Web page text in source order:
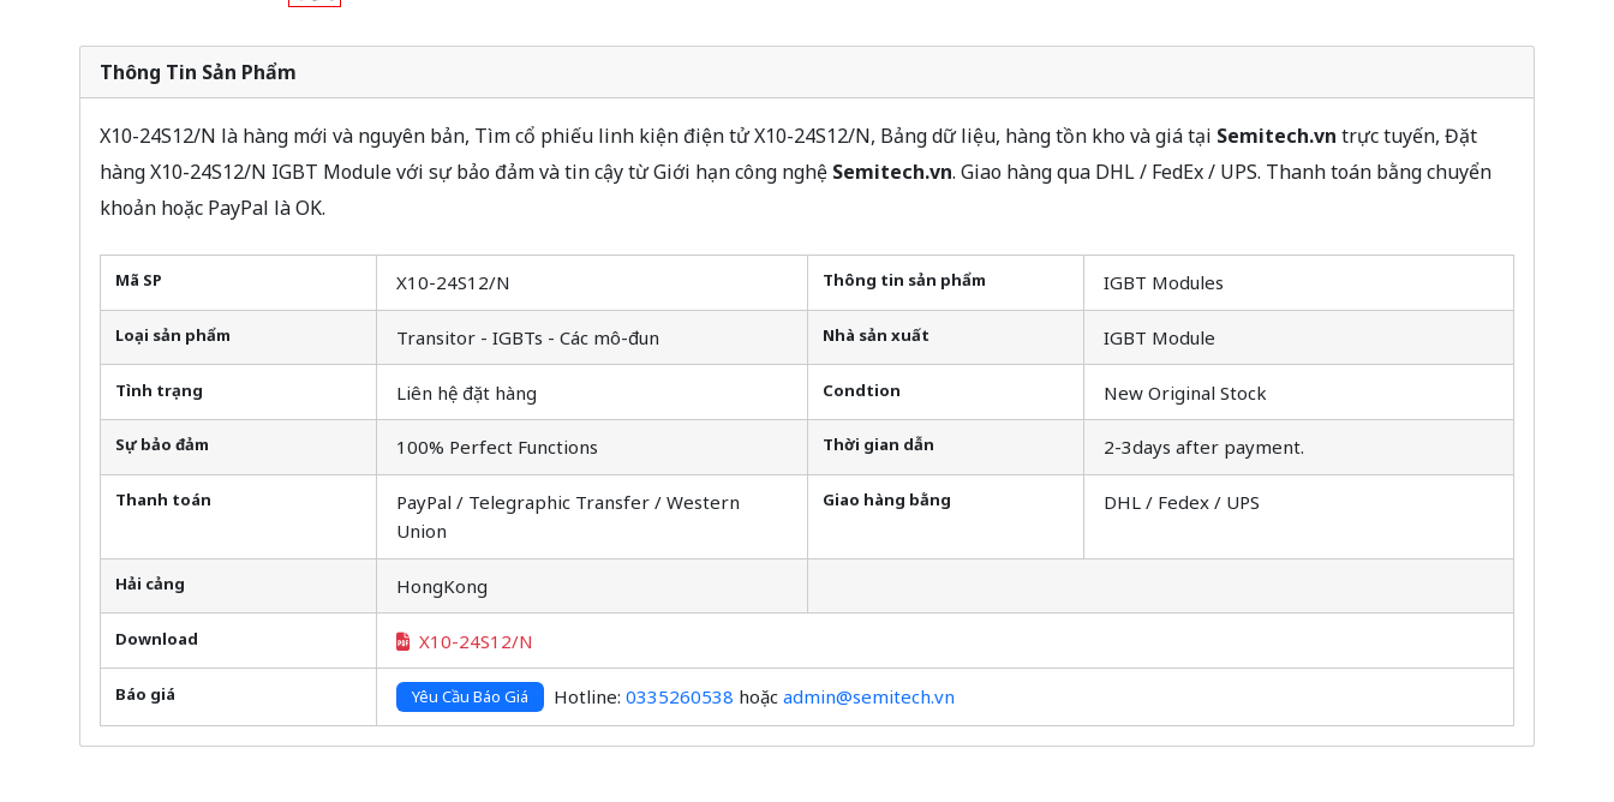
Thông Tin Sản Phẩm
X10-24S12/N là hàng mới và nguyên bản, Tìm cổ phiếu linh kiện điện tử X10-24S12/N, Bảng dữ liệu, hàng tồn kho và giá tại Semitech.vn trực tuyến, Đặt
hàng X10-24S12/N IGBT Module với sự bảo đảm và tin cậy từ Giới hạn công nghệ Semitech.vn. Giao hàng qua DHL / FedEx / UPS. Thanh toán bằng chuyển
khoản hoặc PayPal là OK.
Mã SP X10-24S12/N Thông tin sản phẩm IGBT Modules
Loại sản phẩm Transitor - IGBTs - Các mô-đun Nhà sản xuất IGBT Module
Tình trạng Liên hệ đặt hàng Condtion New Original Stock
Sự bảo đảm 100% Perfect Functions Thời gian dẫn 2-3days after payment.
Thanh toán
PayPal / Telegraphic Transfer / Western
Union
Giao hàng bằng DHL / Fedex / UPS
Hải cảng HongKong
Download X10-24S12/N
Báo giá Yêu Cầu Báo Giá Hotline: 0335260538 hoặc admin@semitech.vn